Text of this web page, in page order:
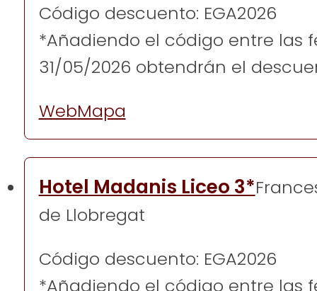
Código descuento: EGA2026
*Añadiendo el código entre las
31/05/2026 obtendrán el
WebMapa
Hotel Madanis Liceo 3*
de Llobregat
Código descuento: EGA2026
*Añadiendo el código entre las